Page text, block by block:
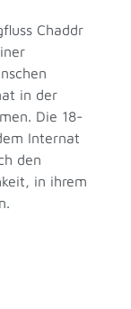
Chaddr
in der
Die 18-
Internat
den
in ihrem